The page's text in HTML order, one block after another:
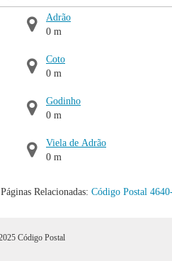
Adrão
0 m
Coto
0 m
Godinho
0 m
Viela de Adrão
0 m
Páginas Relacionadas: Código Postal
Código Postal